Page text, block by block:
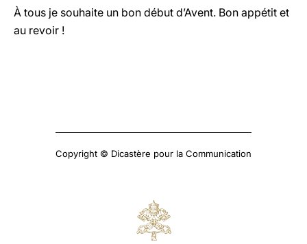
À tous je souhaite un bon début d’Avent. Bon appétit et
au revoir !
Copyright © Dicastère pour la Communication